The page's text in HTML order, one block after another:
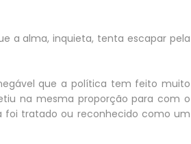
a alma, inquieta, tenta escapar pela
que a política tem feito muito
na mesma proporção para com o
foi tratado ou reconhecido como um